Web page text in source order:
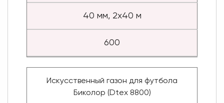
40 мм, 2x40 м
600
Искусственный газон для футбола
Биколор (Dtex 8800)